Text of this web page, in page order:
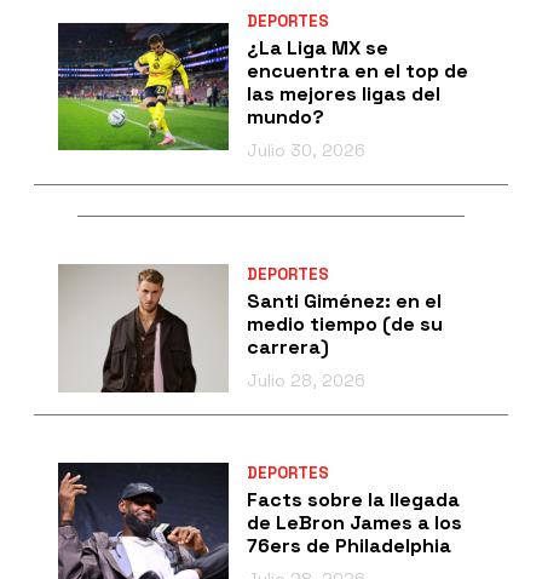
DEPORTES
¿La Liga MX se
encuentra en el top de
las mejores ligas del
mundo?
Julio 30, 2026
DEPORTES
Santi Giménez: en el
medio tiempo (de su
carrera)
Julio 28, 2026
DEPORTES
Facts sobre la llegada
de LeBron James a los
76ers de Philadelphia